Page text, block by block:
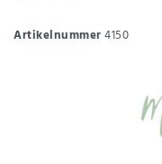
Artikelnummer4150